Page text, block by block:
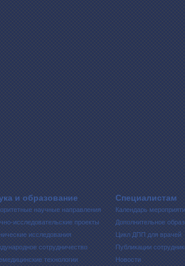
и образование
научные направления
исследовательские проекты
исследования
сотрудничество
технологии
Специалистам
Календарь
Дополнительное
Цикл ДПП для врачей
Публикации
Новости